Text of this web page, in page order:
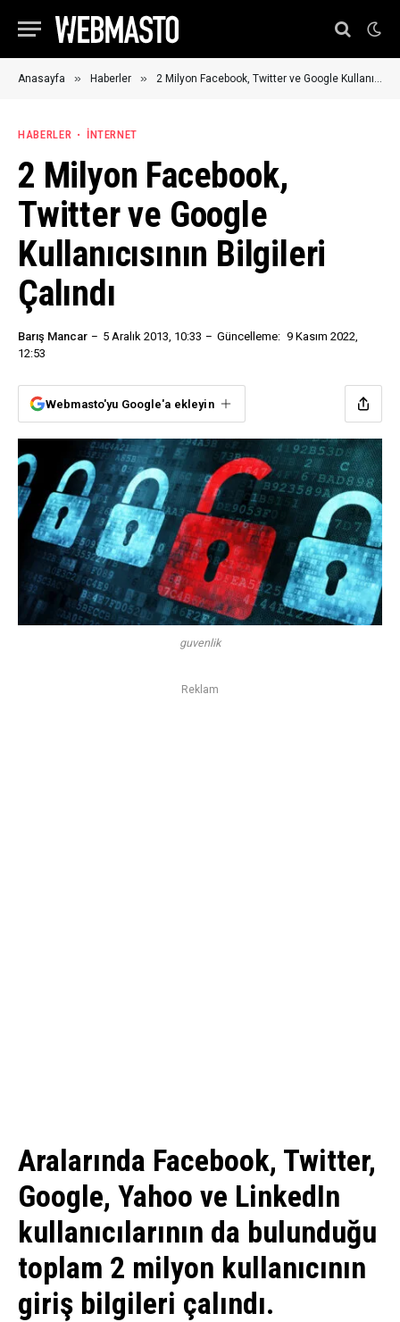
Anasayfa » Haberler » 2 Milyon Facebook, Twitter ve Google Kullanıcısının Bilgileri Çalındı
HABERLER İNTERNET
2 Milyon Facebook,
Twitter ve Google
Kullanıcısının Bilgileri
Çalındı
Barış Mancar 5 Aralık 2013, 10:33 Güncelleme: 9 Kasım 2022,
12:53
Webmasto'yu Google'a ekleyin
guvenlik
Reklam
Aralarında Facebook, Twitter,
Google, Yahoo ve LinkedIn
kullanıcılarının da bulunduğu
toplam 2 milyon kullanıcının
giriş bilgileri çalındı.